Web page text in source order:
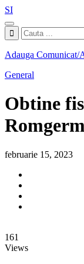
SI
Adauga Comunicat/
General
Obtine
februarie 15, 2023
161
Views